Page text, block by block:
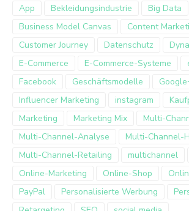
App Bekleidungsindustrie
Big Data
Business Model Canvas
Content
Customer Journey
Datenschutz
E-Commerce
E-Commerce-Systeme
Facebook
Geschäftsmodelle
Influencer Marketing
instagram
Marketing
Marketing Mix
Multi-
Multi-Channel-Analyse
Multi-Channel-
Multi-Channel-Retailing
multichannel
Online-Marketing
Online-Shop
PayPal
Personalisierte Werbung